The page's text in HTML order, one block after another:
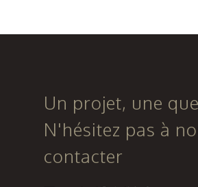
David à
» à
Un projet, une
N'hésitez pas à
contacter